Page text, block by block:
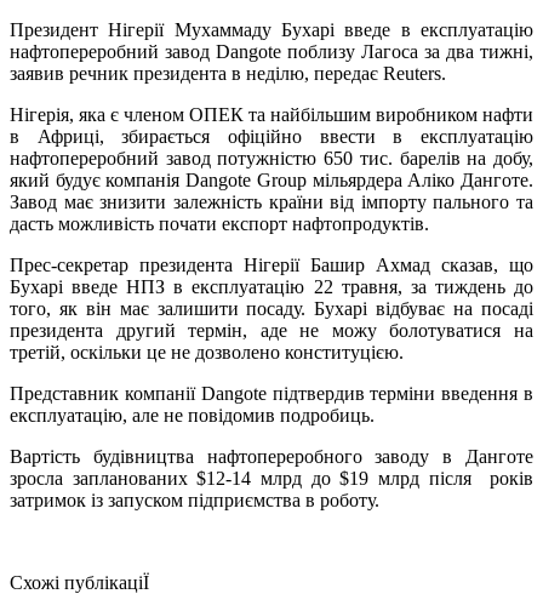
Президент Нігерії Мухаммаду Бухарі введе в експлуатацію
нафтопереробний завод Dangote поблизу Лагоса за два тижні,
заявив речник президента в неділю, передає Reuters.
Нігерія, яка є членом ОПЕК та найбільшим виробником нафти
в Африці, збирається офіційно ввести в експлуатацію
нафтопереробний завод потужністю 650 тис. барелів на добу,
який будує компанія Dangote Group мільярдера Аліко Данготе.
Завод має знизити залежність країни від імпорту пального та
дасть можливість почати експорт нафтопродуктів.
Прес-секретар президента Нігерії Башир Ахмад сказав, що
Бухарі введе НПЗ в експлуатацію 22 травня, за тиждень до
того, як він має залишити посаду. Бухарі відбуває на посаді
президента другий термін, аде не можу болотуватися на
третій, оскільки це не дозволено конституцією.
Представник компанії Dangote підтвердив терміни введення в
експлуатацію, але не повідомив подробиць.
Вартість будівництва нафтопереробного заводу в Данготе
зросла запланованих $12-14 млрд до $19 млрд після років
затримок із запуском підприємства в роботу.
Схожі публікаціЇ